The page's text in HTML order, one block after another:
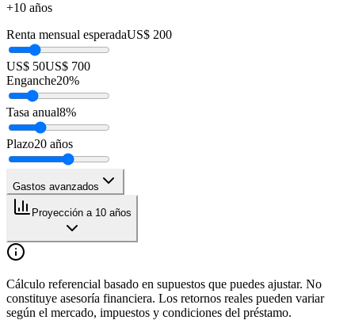
+10 años
Renta mensual esperadaUS$ 200
US$ 50US$ 700
Enganche20%
Tasa anual8%
Plazo20 años
Gastos avanzados
Proyección a 10 años
Cálculo referencial basado en supuestos que puedes ajustar. No
constituye asesoría financiera. Los retornos reales pueden variar
según el mercado, impuestos y condiciones del préstamo.